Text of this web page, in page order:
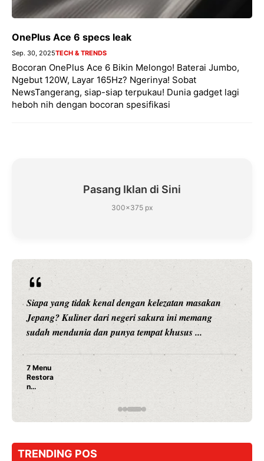
OnePlus Ace 6 specs leak
Sep. 30, 2025TECH & TRENDS
Bocoran OnePlus Ace 6 Bikin Melongo! Baterai Jumbo,
Ngebut 120W, Layar 165Hz? Ngerinya! Sobat
NewsTangerang, siap-siap terpukau! Dunia gadget lagi
heboh nih dengan bocoran spesifikasi
Pasang Iklan di Sini
300×375 px
Siapa yang tidak kenal dengan kelezatan masakan
Jepang? Kuliner dari negeri sakura ini memang
sudah mendunia dan punya tempat khusus ...
7 Menu
Restora
n
Jepang
yang
Dicoba,
Cuma
Sushi!
TRENDING POS